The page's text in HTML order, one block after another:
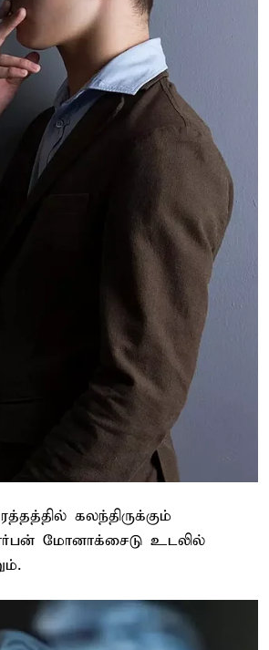
கலந்திருக்கும்
மோனாக்சைடு உடலில்